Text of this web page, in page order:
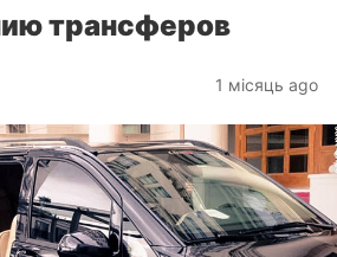
трансферов
1 місяць ago